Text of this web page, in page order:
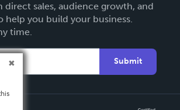
direct sales, audience growth, and
help you build your business.
time.
Submit